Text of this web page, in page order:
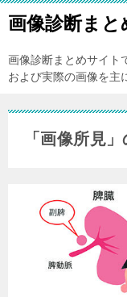
画像診断まと
画像診断まとめサイト
および実際の画像を主
「画像所見